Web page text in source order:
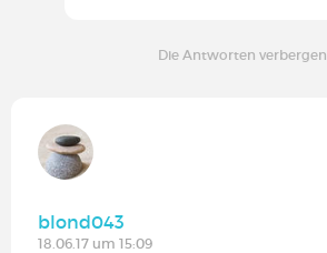
Die Antworten verbergen
blond043
18.06.17 um 15:09